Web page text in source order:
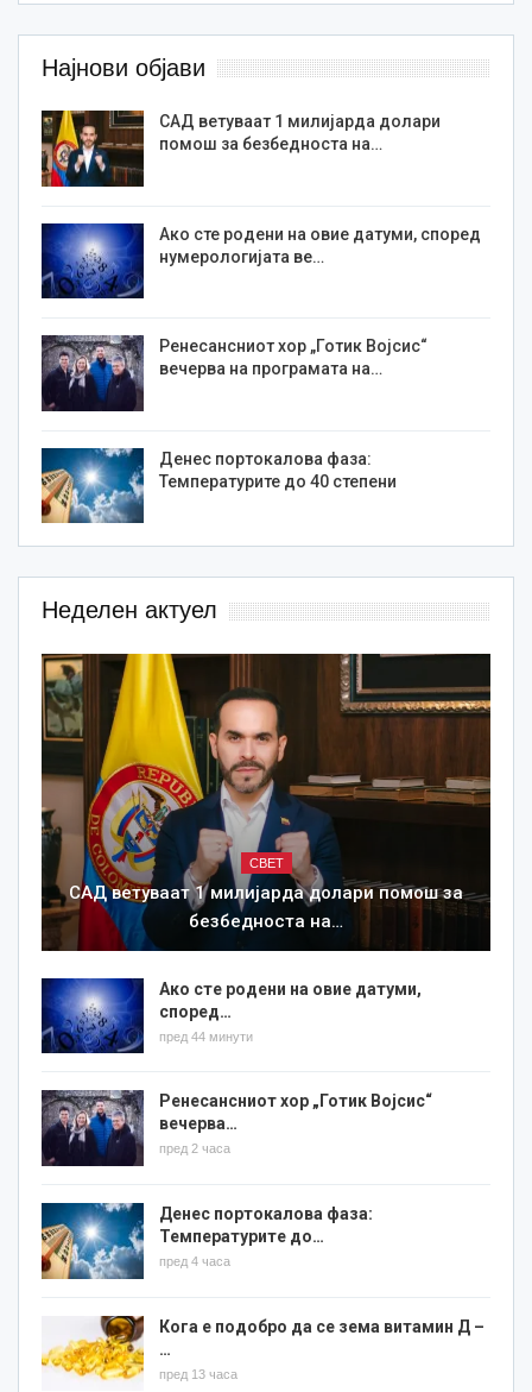
Најнови објави
САД ветуваат 1 милијарда долари
помош за безбедноста на…
Ако сте родени на овие датуми, според
нумерологијата ве…
Ренесансниот хор „Готик Војсис“
вечерва на програмата на…
Денес портокалова фаза:
Температурите до 40 степени
Неделен актуел
СВЕТ
САД ветуваат 1 милијарда долари помош за
безбедноста на…
Ако сте родени на овие датуми,
според…
пред 44 минути
Ренесансниот хор „Готик Војсис“
вечерва…
пред 2 часа
Денес портокалова фаза:
Температурите до…
пред 4 часа
Кога е подобро да се зема витамин Д –
…
пред 13 часа